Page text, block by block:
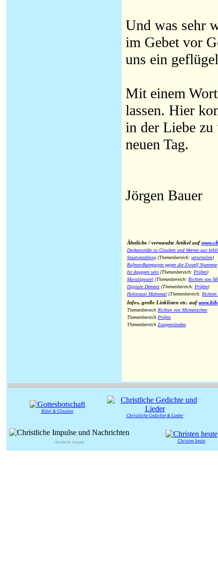
Und was sehr
im Gebet vor
uns ein
Mit einem
lassen. Hier
in der Liebe zu
neuen Tag.
Jörgen Bauer
Ähnliche / verwandte Artikel auf
Denkanstöße zu Glauben und Werten aus
Staatsmobbing (Themenbereich: verurteilen)
Rufmordkampagne gegen die Zwoelf Staemme
Ist dagegen sein (Themenbereich: Prüfen)
Moralapostel (Themenbereich: Richten von
Digitale Demenz (Themenbereich: Prüfen)
Holocaust Mahnmal (Themenbereich: Richten
Infos, große Linklisten etc. auf
Themenbereich Richten von Mitmenschen
Themenbereich Prüfen
Themenbereich Zungensünden
Bibel & Glauben
Christliche Gedichte & Lieder
Christliche Impulse Christen heute